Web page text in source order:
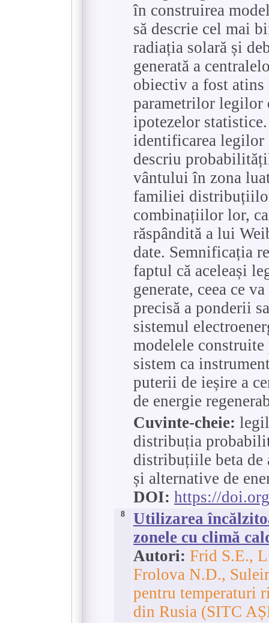
în construirea
să descrie cel mai
radiația solară și
generată a
obiectiv a fost atins
parametrilor legilor
ipotezelor
identificarea legilor
descriu
vântului în zona
familiei
combinațiilor lor,
răspândită a lui
date. Semnificația
faptul că aceleași
generate, ceea ce
precisă a ponderii
sistemul
modelele
sistem ca
puterii de ieșire a
de energie
Cuvinte-cheie:
distribuția
distribuțiile beta de
și alternative de
DOI: https://
8
Utilizarea
zonele cu climă
Autori: Frid S.E.,
Frolova N.D.,
pentru temperaturi
din Rusia (SITC